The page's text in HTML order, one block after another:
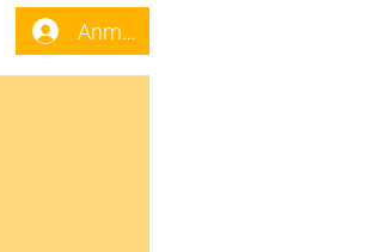
Anmelden